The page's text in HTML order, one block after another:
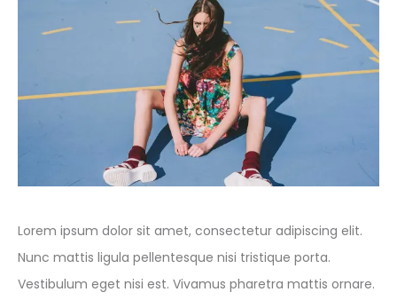
Lorem ipsum dolor sit amet, consectetur adipiscing elit.
Nunc mattis ligula pellentesque nisi tristique porta.
Vestibulum eget nisi est. Vivamus pharetra mattis ornare.